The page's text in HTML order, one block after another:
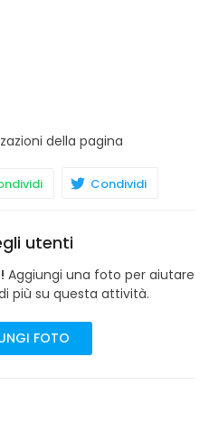
della pagina
Condividi
utenti
Aggiungi una foto per aiutare
più su questa attività.
FOTO